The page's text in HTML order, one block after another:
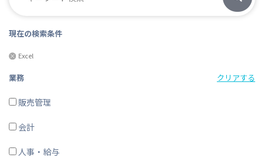
現在の検索条件
Excel
業務 クリアする
販売管理
会計
人事・給与